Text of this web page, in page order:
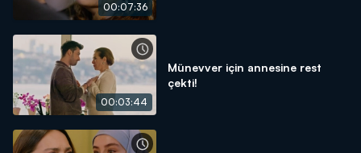
00:07:36
00:03:44
Münevver için annesine rest
çekti!